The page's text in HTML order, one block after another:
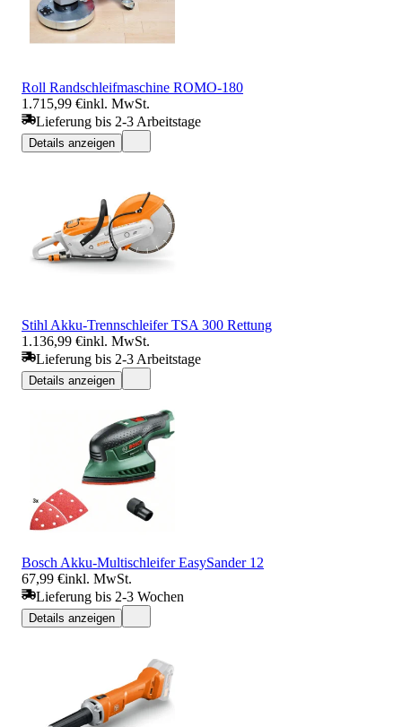
Roll Randschleifmaschine ROMO-180
1.715,99 €inkl. MwSt.
Lieferung bis 2-3 Arbeitstage
Details anzeigen
Stihl Akku-Trennschleifer TSA 300 Rettung
1.136,99 €inkl. MwSt.
Lieferung bis 2-3 Arbeitstage
Details anzeigen
Bosch Akku-Multischleifer EasySander 12
67,99 €inkl. MwSt.
Lieferung bis 2-3 Wochen
Details anzeigen